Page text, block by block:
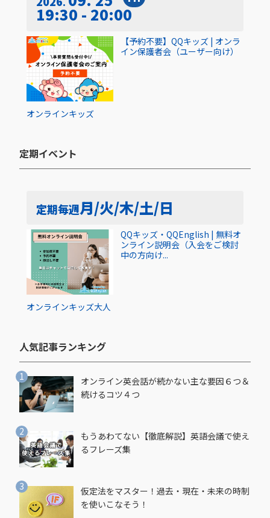
19:30 - 20:00
オンラインキッズ
【予約不要】QQキッズ | オンラ
イン保護者会（ユーザー向け）
定期イベント​
定期毎週月/火/木/土/日
オンラインキッズ大人
QQキッズ・QQEnglish | 無料オ
ンライン説明会（入会をご検討
中の方向け...
人気記事ランキング​
オンライン英会話が続かない主な要因６つ＆
続けるコツ４つ
もうあわてない【徹底解説】英語会議で使え
るフレーズ集
仮定法をマスター！過去・現在・未来の時制
を使いこなそう！